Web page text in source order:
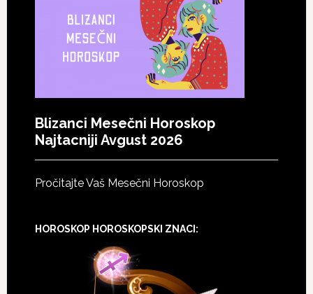
Blizanci Mesečni Horoskop
Najtacniji Avgust 2026
Pročitajte Vaš Mesečni Horoskop
HOROSKOP HOROSKOPSKI ZNACI: